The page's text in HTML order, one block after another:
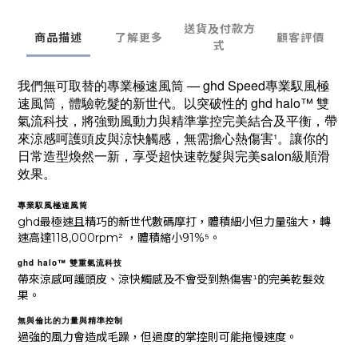
商品描述 了解更多
送貨及付款方
式
顧客評價
我們無可取替的專業極速風筒 — ghd Speed專業馭風極
速風筒，體驗乾髮的新世代。以突破性的 ghd halo™ 雙
氣流科技，將強勁風動力與精準掌控完美結合及平衡，帶
來涼感呵護頭皮與涼快觸感，無需擔心熱傷害¹。讓你的
日常造型煥然一新，享受超快速乾髮與完美salon級順滑
效果。
專業馭風極速風筒
ghd最極速且精巧的新世代數碼摩打，體積細小但力量強大，轉
速高達118,000rpm² ，體積縮小91%⁵。
ghd halo™ 雙重氣流科技
帶來涼感呵護頭皮、涼快觸感及不會受到熱傷害¹的完美乾髮效
果。
無與倫比的力量與精準控制
過強的風力會造成毛躁，但過度的掌控則可能拖慢速度。